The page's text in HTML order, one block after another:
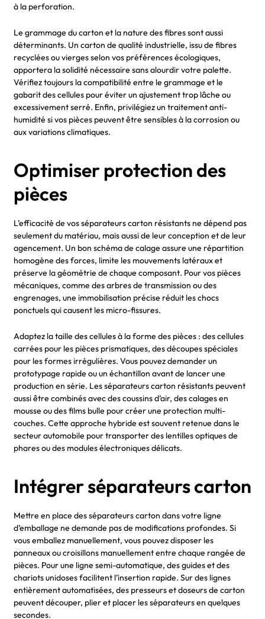
à la perforation.
Le grammage du carton et la nature des fibres sont aussi
déterminants. Un carton de qualité industrielle, issu de fibres
recyclées ou vierges selon vos préférences écologiques,
apportera la solidité nécessaire sans alourdir votre palette.
Vérifiez toujours la compatibilité entre le grammage et le
gabarit des cellules pour éviter un ajustement trop lâche ou
excessivement serré. Enfin, privilégiez un traitement anti-
humidité si vos pièces peuvent être sensibles à la corrosion ou
aux variations climatiques.
Optimiser protection des
pièces
L’efficacité de vos séparateurs carton résistants ne dépend pas
seulement du matériau, mais aussi de leur conception et de leur
agencement. Un bon schéma de calage assure une répartition
homogène des forces, limite les mouvements latéraux et
préserve la géométrie de chaque composant. Pour vos pièces
mécaniques, comme des arbres de transmission ou des
engrenages, une immobilisation précise réduit les chocs
ponctuels qui causent les micro-fissures.
Adaptez la taille des cellules à la forme des pièces : des cellules
carrées pour les pièces prismatiques, des découpes spéciales
pour les formes irrégulières. Vous pouvez demander un
prototypage rapide ou un échantillon avant de lancer une
production en série. Les séparateurs carton résistants peuvent
aussi être combinés avec des coussins d’air, des calages en
mousse ou des films bulle pour créer une protection multi-
couches. Cette approche hybride est souvent retenue dans le
secteur automobile pour transporter des lentilles optiques de
phares ou des modules électroniques délicats.
Intégrer séparateurs carton
Mettre en place des séparateurs carton dans votre ligne
d’emballage ne demande pas de modifications profondes. Si
vous emballez manuellement, vous pouvez disposer les
panneaux ou croisillons manuellement entre chaque rangée de
pièces. Pour une ligne semi-automatique, des guides et des
chariots unidoses facilitent l’insertion rapide. Sur des lignes
entièrement automatisées, des presseurs et doseurs de carton
peuvent découper, plier et placer les séparateurs en quelques
secondes.